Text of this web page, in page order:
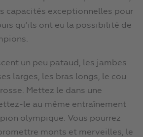
capacités exceptionnelles pour
qu’ils ont eu la possibilité de
un peu pataud, les jambes
larges, les bras longs, le cou
Mettez le dans une
le au même entraînement
olympique. Vous pourrez
monts et merveilles, le